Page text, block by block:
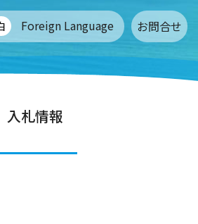
Foreign Language お問合せ
入札情報